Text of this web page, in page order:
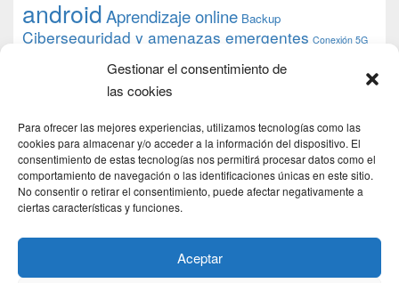
Gestionar el consentimiento de
las cookies
Para ofrecer las mejores experiencias, utilizamos tecnologías como las
cookies para almacenar y/o acceder a la información del dispositivo. El
consentimiento de estas tecnologías nos permitirá procesar datos como el
comportamiento de navegación o las identificaciones únicas en este sitio.
No consentir o retirar el consentimiento, puede afectar negativamente a
ciertas características y funciones.
Aceptar
androidAprendizaje online Backup
Ciberseguridad y amenazas emergentes Conexión 5G
datos debian desarrollo web
Formación Google
iphone
proyecto PS4 python Raspberryraspberrypi
raspbian review Servidor Web Sostenibilidad
tecnológicaTecnología torrent
transmissiontutorial ubuntu server Windows